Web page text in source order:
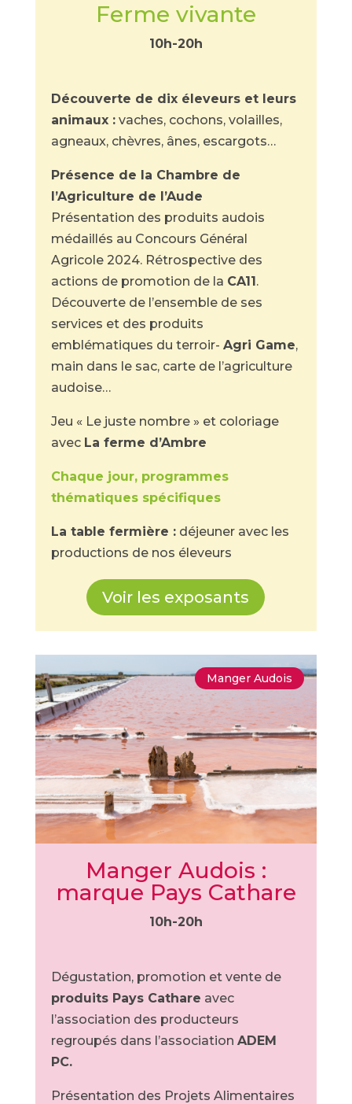
Ferme vivante
10h-20h
Découverte de dix éleveurs et leurs
animaux :vaches, cochons, volailles,
agneaux, chèvres, ânes, escargots…
Présence de la Chambre de
l’Agriculture de l’Aude
Présentation des produits audois
médaillés au Concours Général
Agricole 2024. Rétrospective des
actions de promotion de la CA11.
Découverte de l’ensemble de ses
services et des produits
emblématiques du terroir- Agri Game,
main dans le sac, carte de l’agriculture
audoise…
Jeu « Le juste nombre » et coloriage
avec La ferme d’Ambre
Chaque jour, programmes
thématiques spécifiques
La table fermière :déjeuner avec les
productions de nos éleveurs
Voir les exposants
Manger Audois
Manger Audois :
marque Pays Cathare
10h-20h
Dégustation, promotion et vente de
produits Pays Cathare avec
l’association des producteurs
regroupés dans l’association ADEM
PC.
Présentation des Projets Alimentaires